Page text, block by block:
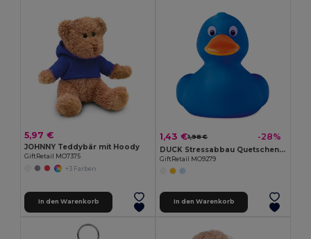
5,97 €
JOHNNY Teddybär mit Hoody
GiftRetail MO7375
+3 Farben
In den Warenkorb
1,43 €1,98 € -28%
DUCK Stressabbau Quetschente aus PVC
GiftRetail MO9279
In den Warenkorb